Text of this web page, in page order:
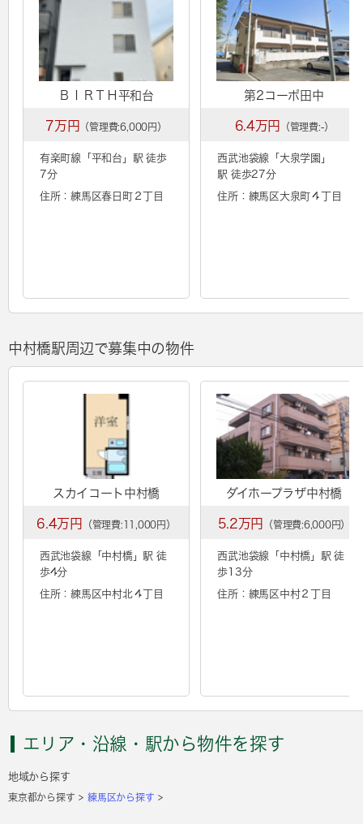
ＢＩＲＴＨ平和台
7万円 （管理費:6,000円）
有楽町線「 平和台 」駅 徒歩
7分
住所：練馬区春日町２丁目
第2コーポ田中
6.4万円 （管理費:-）
西武池袋線「 大泉学園 」
駅 徒歩27分
住所：練馬区大泉町４丁目
中村橋駅周辺で募集中の物件
スカイコート中村橋
6.4万円 （管理費:11,000円）
西武池袋線「 中村橋」駅 徒
歩4分
住所：練馬区中村北４丁目
ダイホープラザ中村橋
5.2万円 （管理費:6,000円）
西武池袋線「 中村橋 」駅 徒
歩13分
住所：練馬区中村２丁目
エリア・沿線・駅から物件を探す
地域から探す
東京都から探す 練馬区から探す